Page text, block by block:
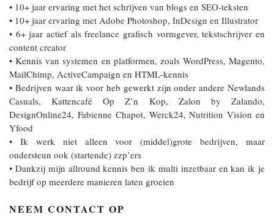
• 10+ jaar ervaring met het schrijven van blogs en SEO-teksten
• 10+ jaar ervaring met Adobe Photoshop, InDesign en Illustrator
• 6+ jaar actief als freelance grafisch vormgever, tekstschrijver en
content creator
• Kennis van systemen en platformen, zoals WordPress, Magento,
MailChimp, ActiveCampaign en HTML-kennis
• Bedrijven waar ik voor heb gewerkt zijn onder andere Newlands
Casuals, Kattencafé Op Z’n Kop, Zalon by Zalando,
DesignOnline24, Fabienne Chapot, Werck24, Nutrition Vision en
Yfood
• Ik werk niet alleen voor (middel)grote bedrijven, maar
ondersteun ook (startende) zzp’ers
• Dankzij mijn allround kennis ben ik multi inzetbaar en kan ik je
bedrijf op meerdere manieren laten groeien
NEEM CONTACT OP